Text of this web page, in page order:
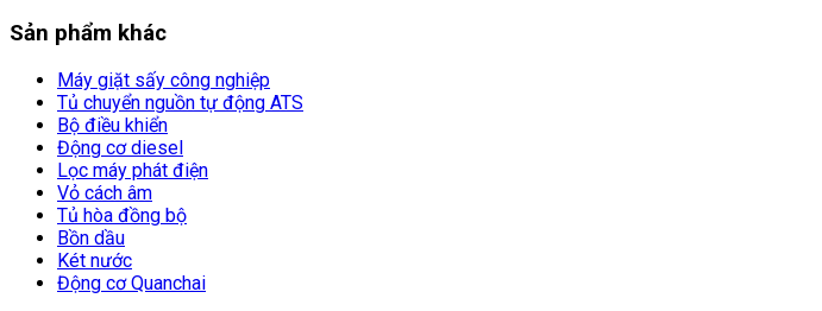
Sản phẩm khác
Máy giặt sấy công nghiệp
Tủ chuyển nguồn tự động ATS
Bộ điều khiển
Động cơ diesel
Lọc máy phát điện
Vỏ cách âm
Tủ hòa đồng bộ
Bồn dầu
Két nước
Động cơ Quanchai